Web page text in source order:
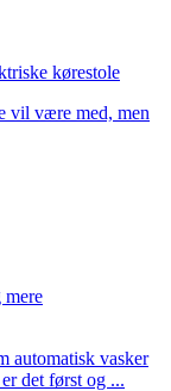
kørestole
vil være med, men
mere
automatisk vasker
det først og ...